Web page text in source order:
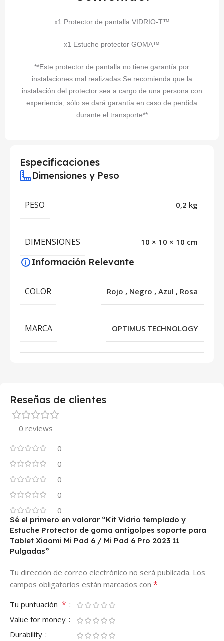
x1 Protector de pantalla VIDRIO-T™
x1 Estuche protector GOMA™
**Este protector de pantalla no tiene garantía por
instalaciones mal realizadas Se recomienda que la
instalación del protector sea a cargo de una persona con
experiencia, sólo se dará garantía en caso de perdida
durante el transporte**
Especificaciones
Dimensiones y Peso
PESO 0,2 kg
DIMENSIONES 10 × 10 × 10 cm
Información Relevante
COLOR Rojo , Negro , Azul , Rosa
MARCA OPTIMUS TECHNOLOGY
Reseñas de clientes
0 reviews
0
0
0
0
0
Sé el primero en valorar “Kit Vidrio templado y
Estuche Protector de goma antigolpes soporte para
Tablet Xiaomi Mi Pad 6 / Mi Pad 6 Pro 2023 11
Pulgadas”
Tu dirección de correo electrónico no será publicada. Los
campos obligatorios están marcados con *
Tu puntuación *
Value for money
Durability